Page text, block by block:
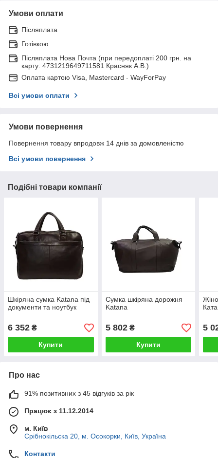
Умови оплати
Післяплата
Готівкою
Післяплата Нова Почта (при передоплаті 200 грн. на
карту: 4731219649711581 Красняк А.В.)
Оплата картою Visa, Mastercard - WayForPay
Всі умови оплати
Умови повернення
Повернення товару впродовж 14 днів за домовленістю
Всі умови повернення
Подібні товари компанії
Шкіряна сумка Katana під
документи та ноутбук
6 352 ₴
Купити
Сумка шкіряна дорожня
Katana
5 802₴
Купити
5
Про нас
91% позитивних з 45 відгуків за рік
Працює з 11.12.2014
м. Київ
Срібнокільска 20, м. Осокорки, Київ, Україна
Контакти